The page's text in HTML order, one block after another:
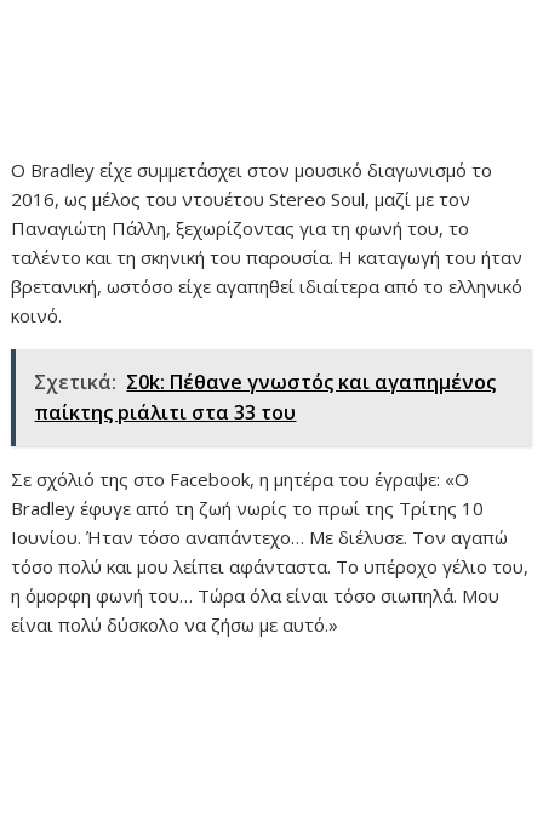
Ο Bradley είχε συμμετάσχει στον μουσικό διαγωνισμό το
2016, ως μέλος του ντουέτου Stereo Soul, μαζί με τον
Παναγιώτη Πάλλη, ξεχωρίζοντας για τη φωνή του, το
ταλέντο και τη σκηνική του παρουσία. Η καταγωγή του ήταν
βρετανική, ωστόσο είχε αγαπηθεί ιδιαίτερα από το ελληνικό
κοινό.
Σχετικά: Σ0k: Πέθαve γνωστός και αγαπημένος
παίκτης pιάλιτι στα 33 του
Σε σχόλιό της στο Facebook, η μητέρα του έγραψε: «Ο
Bradley έφυγε από τη ζωή νωρίς το πρωί της Τρίτης 10
Ιουνίου. Ήταν τόσο αναπάντεχο… Με διέλυσε. Τον αγαπώ
τόσο πολύ και μου λείπει αφάνταστα. Το υπέροχο γέλιο του,
η όμορφη φωνή του… Τώρα όλα είναι τόσο σιωπηλά. Μου
είναι πολύ δύσκολο να ζήσω με αυτό.»